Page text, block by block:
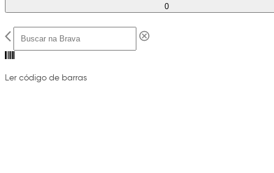
0
Ler código de barras